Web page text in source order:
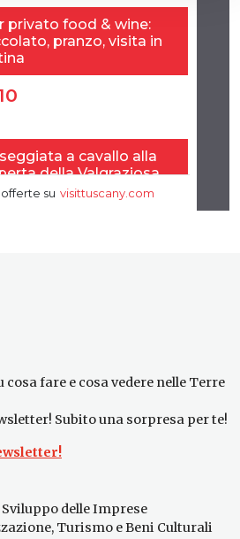
fare e cosa vedere nelle Terre
Subito una sorpresa per te!
delle Imprese
Turismo e Beni Culturali